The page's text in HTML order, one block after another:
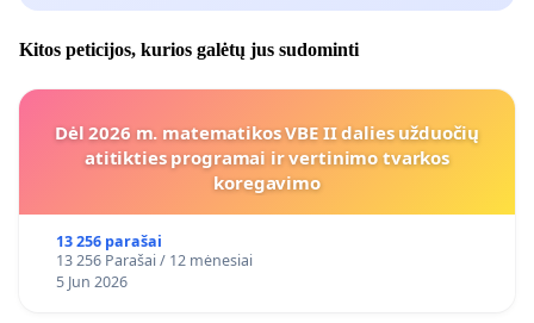
Kitos peticijos, kurios galėtų jus sudominti
Dėl 2026 m. matematikos VBE II dalies užduočių
atitikties programai ir vertinimo tvarkos
koregavimo
13 256 parašai
13 256 Parašai / 12 mėnesiai
5 Jun 2026